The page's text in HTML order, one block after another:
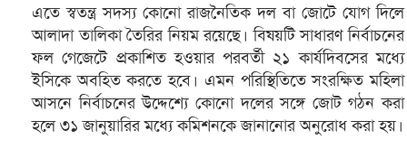
এতে স্বতন্ত্র সদস্য কোনো রাজনৈতিক দল বা জোটে যোগ দিলে
আলাদা তালিকা তৈরির নিয়ম রয়েছে। বিষয়টি সাধারণ নির্বাচনের
ফল গেজেটে প্রকাশিত হওয়ার পরবর্তী ২১ কার্যদিবসের মধ্যে
ইসিকে অবহিত করতে হবে। এমন পরিস্থিতিতে সংরক্ষিত মহিলা
আসনে নির্বাচনের উদ্দেশ্যে কোনো দলের সঙ্গে জোট গঠন করা
হলে ৩১ জানুয়ারির মধ্যে কমিশনকে জানানোর অনুরোধ করা হয়।